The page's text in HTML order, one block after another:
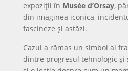
expoziții în Musée d’Orsay,
din imaginea iconica,
fascineze și astăzi.
Cazul a rămas un simbol al
dintre progresul tehnologic și